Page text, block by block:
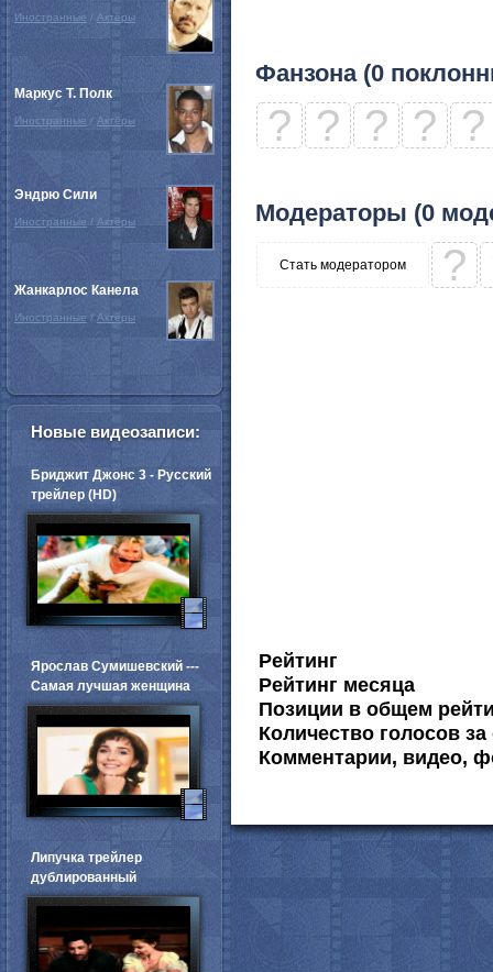
Фанзона (0
? ? ? ? ?
Модераторы (0
Стать модератором ?
Рейтинг
Рейтинг месяца
Позиции в общем
Количество голосов за
Комментарии, видео,
Иностранные / Актёры
Маркус Т. Полк
Иностранные / Актёры
Эндрю Сили
Иностранные / Актёры
Жанкарлос Канела
Иностранные / Актёры
Новые видеозаписи:
Бриджит Джонс 3 - Русский
трейлер (HD)
Ярослав Сумишевский ---
Самая лучшая женщина
Липучка трейлер
дублированный